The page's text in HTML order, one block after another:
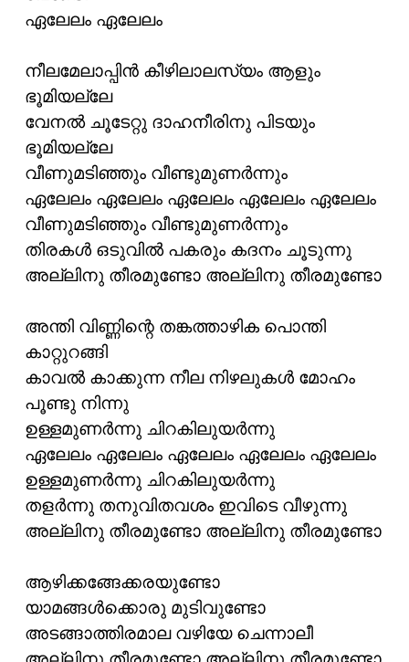
ഏലേലം ഏലേലം
നീലമേലാപ്പിന്‍ കീഴിലാലസ്യം ആളും
ഭൂമിയല്ലേ
വേനല്‍ ചൂടേറ്റു ദാഹനീരിനു പിടയും
ഭൂമിയല്ലേ
വീണുമടിഞ്ഞും വീണ്ടുമുണര്‍ന്നും
ഏലേലം ഏലേലം ഏലേലം ഏലേലം ഏലേലം
വീണുമടിഞ്ഞും വീണ്ടുമുണര്‍ന്നും
തിരകള്‍ ഒടുവില്‍ പകരും കദനം ചൂടുന്നു
അല്ലിനു തീരമുണ്ടോ അല്ലിനു തീരമുണ്ടോ
അന്തി വിണ്ണിന്റെ തങ്കത്താഴിക പൊന്തി
കാറ്റുറങ്ങി
കാവല്‍ കാക്കുന്ന നീല നിഴലുകള്‍ മോഹം
പൂണ്ടു നിന്നു
ഉള്ളമുണര്‍ന്നു ചിറകിലുയര്‍ന്നു
ഏലേലം ഏലേലം ഏലേലം ഏലേലം ഏലേലം
ഉള്ളമുണര്‍ന്നു ചിറകിലുയര്‍ന്നു
തളര്‍ന്നു തനുവിതവശം ഇവിടെ വീഴുന്നു
അല്ലിനു തീരമുണ്ടോ അല്ലിനു തീരമുണ്ടോ
ആഴിക്കങ്ങേക്കരയുണ്ടോ
യാമങ്ങള്‍ക്കൊരു മുടിവുണ്ടോ
അടങ്ങാത്തിരമാല വഴിയേ ചെന്നാലീ